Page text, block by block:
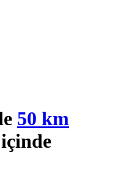
50 km
içinde